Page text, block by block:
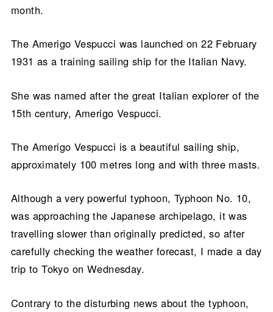
month.
The Amerigo Vespucci was launched on 22 February
1931 as a training sailing ship for the Italian Navy.
She was named after the great Italian explorer of the
15th century, Amerigo Vespucci.
The Amerigo Vespucci is a beautiful sailing ship,
approximately 100 metres long and with three masts.
Although a very powerful typhoon, Typhoon No. 10,
was approaching the Japanese archipelago, it was
travelling slower than originally predicted, so after
carefully checking the weather forecast, I made a day
trip to Tokyo on Wednesday.
Contrary to the disturbing news about the typhoon,